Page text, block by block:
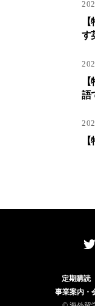
す
語
定期購読
事業案内・